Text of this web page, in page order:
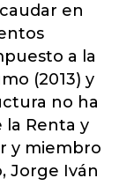
en
a la
(2013) y
no ha
la Renta y
y miembro
Jorge Iván